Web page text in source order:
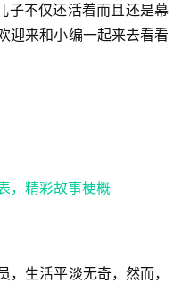
子不仅还活着而且还是幕
迎来和小编一起来去看看
生活平淡无奇，然而，